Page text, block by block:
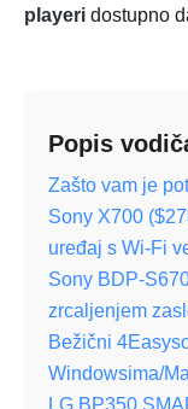
playeri dostupno
Popis
Zašto vam je
Sony X700
uređaj s Wi-Fi
Sony BDP-
zrcaljenjem
Bežični
Windowsima/